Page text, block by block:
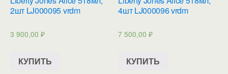
2шт LJ000095 vrdm
3 900,00 ₽
КУПИТЬ
4шт LJ000096 vrdm
7 500,00₽
КУПИТЬ